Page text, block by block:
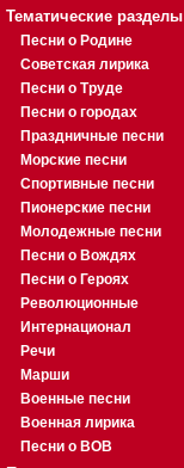
Тематические разделы
Песни о Родине
Советская лирика
Песни о Труде
Песни о городах
Праздничные песни
Морские песни
Спортивные песни
Пионерские песни
Молодежные песни
Песни о Вождях
Песни о Героях
Революционные
Интернационал
Речи
Марши
Военные песни
Военная лирика
Песни о ВОВ